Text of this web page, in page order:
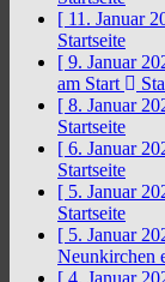
[ 11. Januar
Startseite
[ 9. Januar
am Start
[ 8. Januar
Startseite
[ 6. Januar
Startseite
[ 5. Januar
Startseite
[ 5. Januar
Neunkirchen
[ 4. Januar